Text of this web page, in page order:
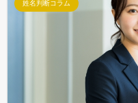
姓名判断コラム